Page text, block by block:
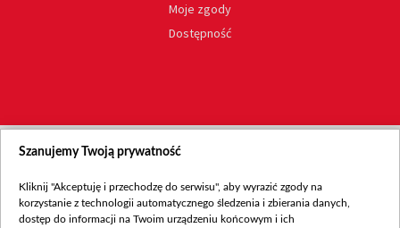
Moje zgody
Dostępność
Szanujemy Twoją prywatność
Kliknij "Akceptuję i przechodzę do serwisu", aby wyrazić zgody na
korzystanie z technologii automatycznego śledzenia i zbierania danych,
dostęp do informacji na Twoim urządzeniu końcowym i ich